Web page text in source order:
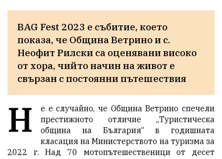
BAG Fest 2023 е събитие, което
показа, че Община Ветрино и с.
Неофит Рилски са оценявани високо
от хора, чийто начин на живот е
свързан с постоянни пътешествия
Н
е е случайно, че Община Ветрино спечели
престижното отличие „Туристическа
община на България“ в годишната
класация на Министерството на туризма за
2022 г. Над 70 мотопътешественици от десет